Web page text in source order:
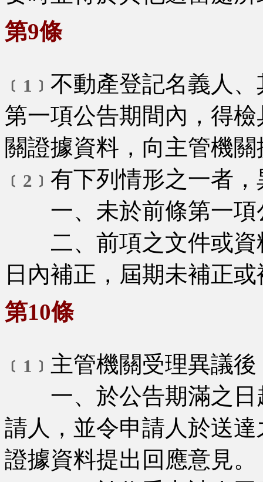
第9條
﹝1﹞ 不動產登記名義人
第一項公告期間內，得
關證據資料，向主管機
﹝2﹞ 有下列情形之一者
一、未於前條第一項
二、前項之文件或資
日內補正，屆期未補正
第10條
﹝1﹞ 主管機關受理異議
一、於公告期滿之日
請人，並令申請人於送
證據資料提出回應意見。